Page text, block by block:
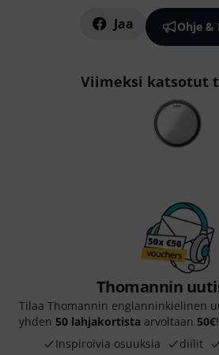
Jaa Ohje &
Viimeksi katsotut
Thomannin
Tilaa Thomannin englanninkielinen
yhden 50 lahjakortista arvoltaan 50€!
Inspiroivia osuuksia
diilit